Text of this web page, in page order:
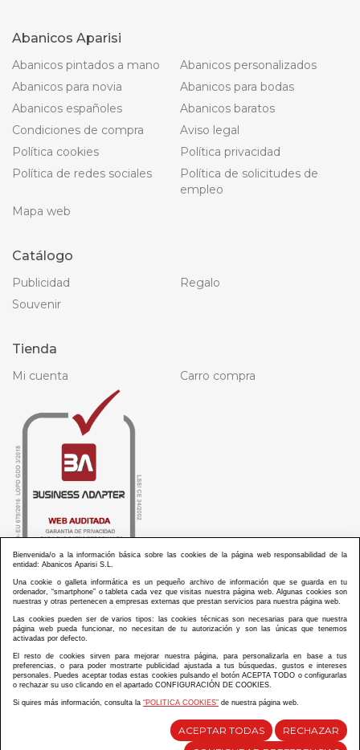
Abanicos Aparisi
Abanicos pintados a mano
Abanicos personalizados
Abanicos para novia
Abanicos para bodas
Abanicos españoles
Abanicos baratos
Condiciones de compra
Aviso legal
Política cookies
Política privacidad
Política de redes sociales
Política de solicitudes de
empleo
Mapa web
Catálogo
Publicidad
Regalo
Souvenir
Tienda
Mi cuenta Carro compra
ABANICOS APARISI S.L. ha recibido por parte de La Generalitat Valenciana, la cantidad de
100.000 € en apoyo al proyecto HISOLV/2021/3933/46 del PLAN EMPRESARIAL “PLAN RESISITIR
ABANICOS APARISI S.L. ha recibido por parte de La Generalitat Valenciana, la cantidad de 7.000
€ en apoyo al proyecto CMARTE/2021/265/46 del PLAN AYUDAS DIRECTAS ARTESANIA “CMARTE”.
Diseño y desarrollo web Im3diA comunicación
Bienvenida/o a la información básica sobre las cookies de la página web responsabilidad de la
entidad: Abanicos Aparisi S.L.
Una cookie o galleta informática es un pequeño archivo de información que se guarda en tu
ordenador, “smartphone” o tableta cada vez que visitas nuestra página web. Algunas cookies son
nuestras y otras pertenecen a empresas externas que prestan servicios para nuestra página web.
Las cookies pueden ser de varios tipos: las cookies técnicas son necesarias para que nuestra
página web pueda funcionar, no necesitan de tu autorización y son las únicas que tenemos
activadas por defecto.
El resto de cookies sirven para mejorar nuestra página, para personalizarla en base a tus
preferencias, o para poder mostrarte publicidad ajustada a tus búsquedas, gustos e intereses
personales. Puedes aceptar todas estas cookies pulsando el botón ACEPTA TODO o configurarlas
o rechazar su uso clicando en el apartado CONFIGURACIÓN DE COOKIES.
Si quires más información, consulta la “POLITICA COOKIES” de nuestra página web.
ACEPTAR TODAS
RECHAZAR